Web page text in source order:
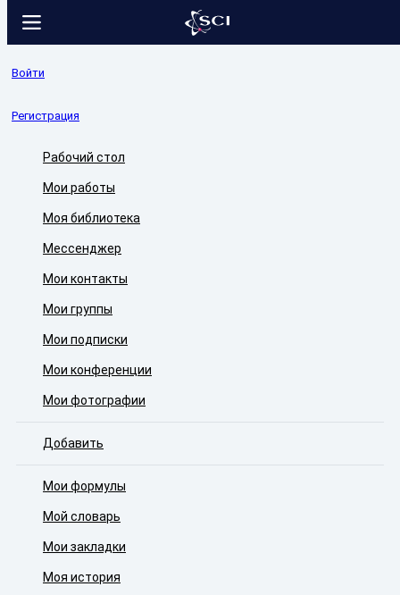
Войти
Регистрация
Рабочий стол
Мои работы
Моя библиотека
Мессенджер
Мои контакты
Мои группы
Мои подписки
Мои конференции
Мои фотографии
Добавить
Мои формулы
Мой словарь
Мои закладки
Моя история